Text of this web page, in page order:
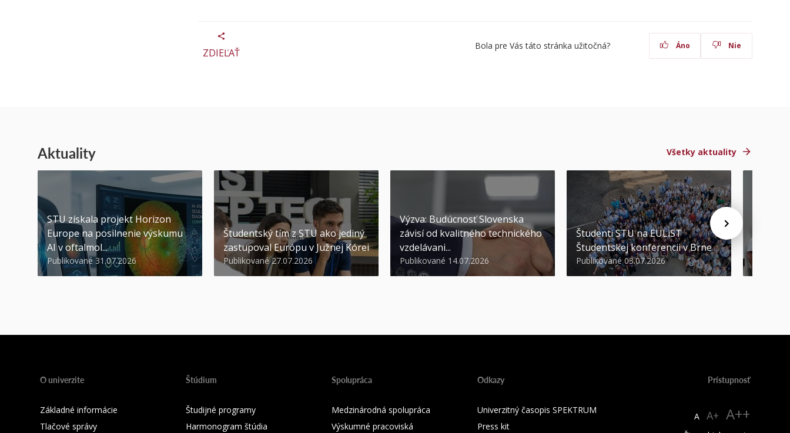
ZDIEĽAŤ
Bola pre Vás táto stránka užitočná? Áno Nie
Aktuality Všetky aktuality
STU získala projekt Horizon
Europe na posilnenie výskumu
AI v oftalmol...
Publikované 31.07.2026
Študentský tím z STU ako jediný
zastupoval Európu v Južnej Kórei
Publikované 27.07.2026
Výzva: Budúcnosť Slovenska
závisí od kvalitného technického
vzdelávani...
Publikované 14.07.2026
Študenti STU na EULiST
Študentskej konferencii v Brne
Publikované 03.07.2026
O univerzite
Základné informácie
Tlačové správy
Štúdium
Študijné programy
Harmonogram štúdia
Spolupráca
Medzinárodná spolupráca
Výskumné pracoviská
Odkazy
Univerzitný časopis SPEKTRUM
Press kit
Prístupnosť
A A+ A++